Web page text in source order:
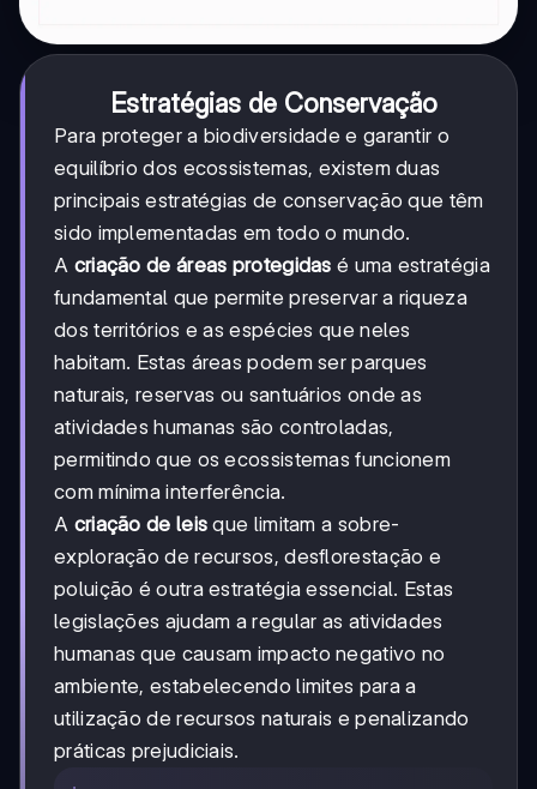
Estratégias de Conservação
Para proteger a biodiversidade e garantir o
equilíbrio dos ecossistemas, existem duas
principais estratégias de conservação que têm
sido implementadas em todo o mundo.
A criação de áreas protegidas é uma estratégia
fundamental que permite preservar a riqueza
dos territórios e as espécies que neles
habitam. Estas áreas podem ser parques
naturais, reservas ou santuários onde as
atividades humanas são controladas,
permitindo que os ecossistemas funcionem
com mínima interferência.
A criação de leis que limitam a sobre-
exploração de recursos, desflorestação e
poluição é outra estratégia essencial. Estas
legislações ajudam a regular as atividades
humanas que causam impacto negativo no
ambiente, estabelecendo limites para a
utilização de recursos naturais e penalizando
práticas prejudiciais.